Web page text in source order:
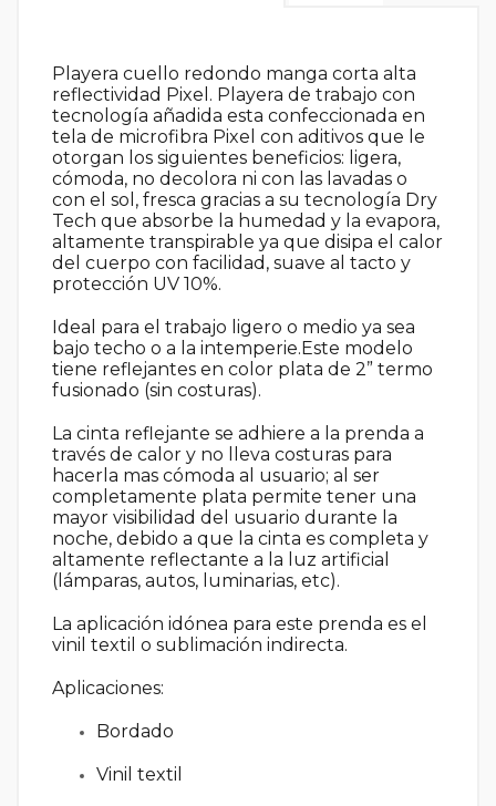
Playera cuello redondo manga corta alta
reflectividad Pixel. Playera de trabajo con
tecnología añadida esta confeccionada en
tela de microfibra Pixel con aditivos que le
otorgan los siguientes beneficios: ligera,
cómoda, no decolora ni con las lavadas o
con el sol, fresca gracias a su tecnología Dry
Tech que absorbe la humedad y la evapora,
altamente transpirable ya que disipa el calor
del cuerpo con facilidad, suave al tacto y
protección UV 10%.
Ideal para el trabajo ligero o medio ya sea
bajo techo o a la intemperie.Este modelo
tiene reflejantes en color plata de 2” termo
fusionado (sin costuras).
La cinta reflejante se adhiere a la prenda a
través de calor y no lleva costuras para
hacerla mas cómoda al usuario; al ser
completamente plata permite tener una
mayor visibilidad del usuario durante la
noche, debido a que la cinta es completa y
altamente reflectante a la luz artificial
(lámparas, autos, luminarias, etc).
La aplicación idónea para este prenda es el
vinil textil o sublimación indirecta.
Aplicaciones:
Bordado
Vinil textil